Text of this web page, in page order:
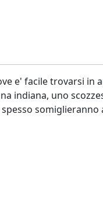
e' facile trovarsi in
indiana, uno
somiglieranno